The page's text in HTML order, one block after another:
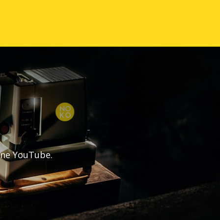
YouTube.